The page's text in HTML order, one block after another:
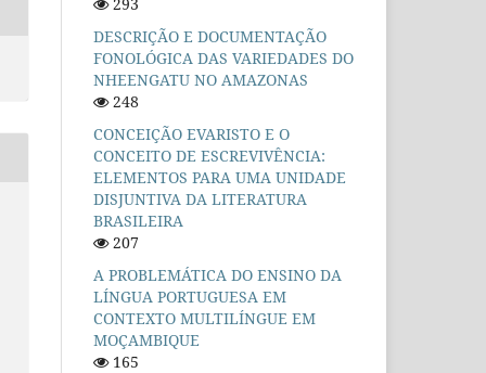
DESCRIÇÃO E DOCUMENTAÇÃO
FONOLÓGICA DAS VARIEDADES DO
NHEENGATU NO AMAZONAS
248
CONCEIÇÃO EVARISTO E O
CONCEITO DE ESCREVIVÊNCIA:
ELEMENTOS PARA UMA UNIDADE
DISJUNTIVA DA LITERATURA
BRASILEIRA
207
A PROBLEMÁTICA DO ENSINO DA
LÍNGUA PORTUGUESA EM
CONTEXTO MULTILÍNGUE EM
MOÇAMBIQUE
165